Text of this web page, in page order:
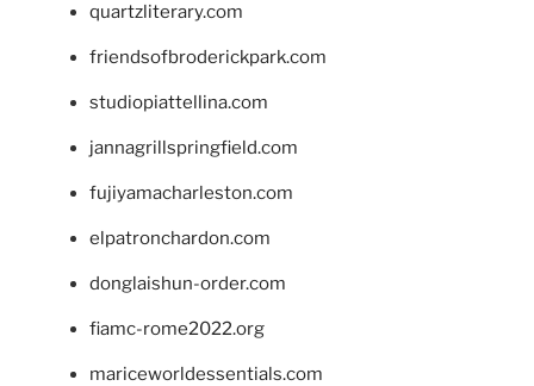
quartzliterary.com
friendsofbroderickpark.com
studiopiattellina.com
jannagrillspringfield.com
fujiyamacharleston.com
elpatronchardon.com
donglaishun-order.com
fiamc-rome2022.org
mariceworldessentials.com